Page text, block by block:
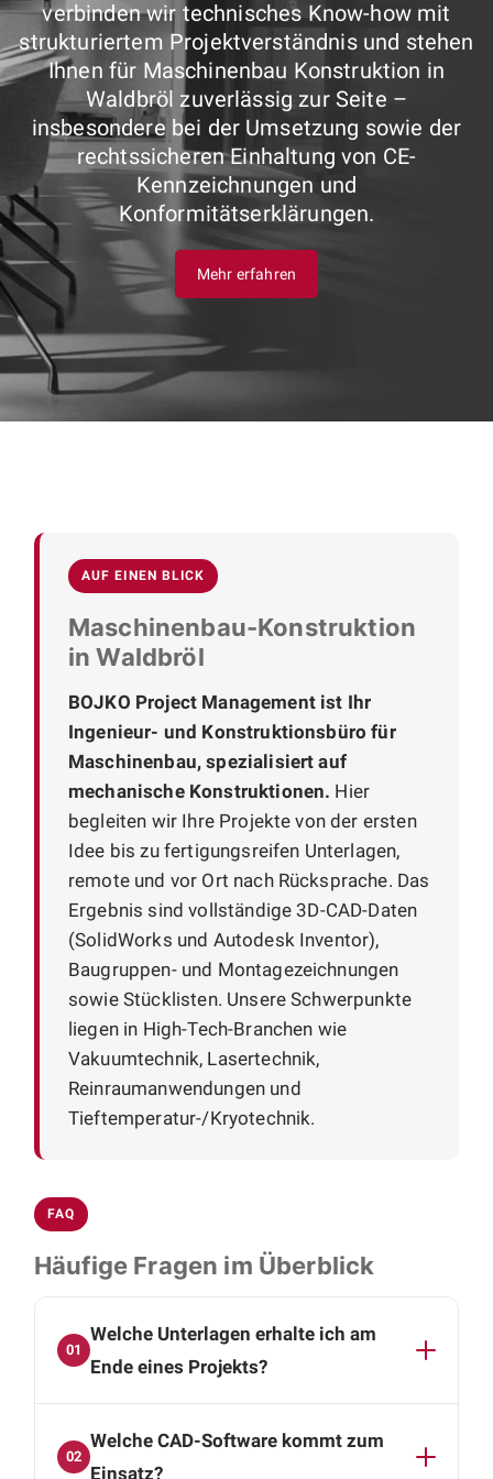
verbinden wir technisches Know-how mit
strukturiertem Projektverständnis und stehen
Ihnen für Maschinenbau Konstruktion in
Waldbröl zuverlässig zur Seite –
insbesondere bei der Umsetzung sowie der
rechtssicheren Einhaltung von CE-
Kennzeichnungen und
Konformitätserklärungen.
Mehr erfahren
AUF EINEN BLICK
Maschinenbau-Konstruktion
in Waldbröl
BOJKO Project Management ist Ihr
Ingenieur- und Konstruktionsbüro für
Maschinenbau, spezialisiert auf
mechanische Konstruktionen. Hier
begleiten wir Ihre Projekte von der ersten
Idee bis zu fertigungsreifen Unterlagen,
remote und vor Ort nach Rücksprache. Das
Ergebnis sind vollständige 3D-CAD-Daten
(SolidWorks und Autodesk Inventor),
Baugruppen- und Montagezeichnungen
sowie Stücklisten. Unsere Schwerpunkte
liegen in High-Tech-Branchen wie
Vakuumtechnik, Lasertechnik,
Reinraumanwendungen und
Tieftemperatur-/Kryotechnik.
FAQ
Häufige Fragen im Überblick
01
Welche Unterlagen erhalte ich am
Ende eines Projekts?
technischer Unterlagen vor: vollständige 3D-
CAD-Daten, Baugruppen- und
02
Welche CAD-Software kommt zum
Einsatz?